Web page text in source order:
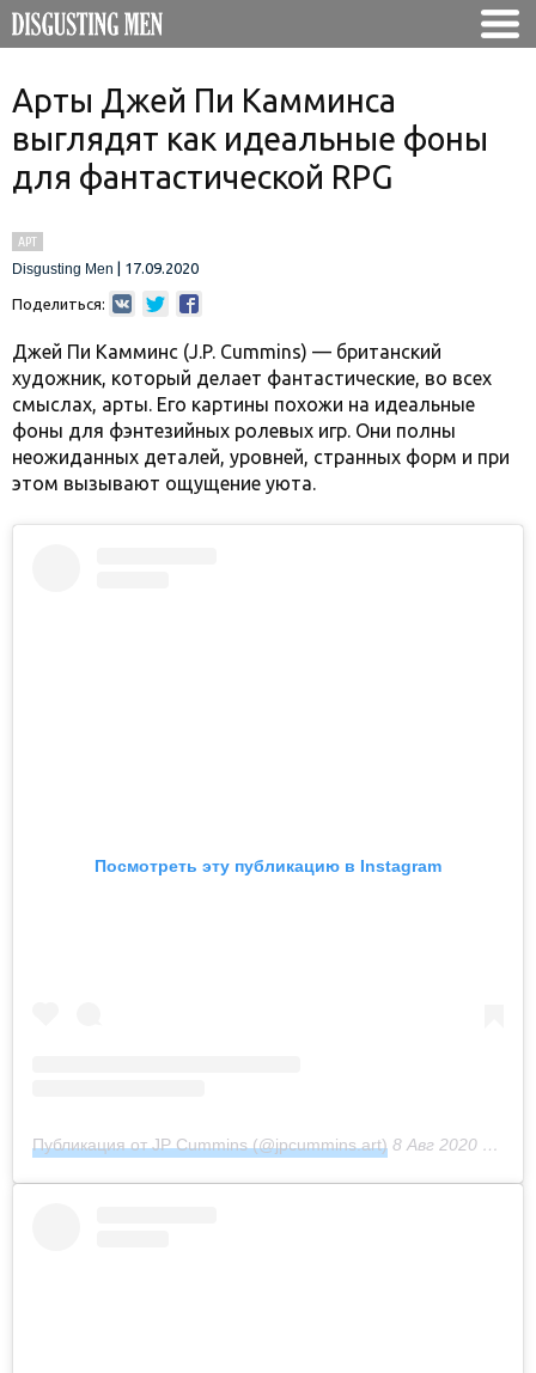
Арты Джей Пи Камминса
выглядят как идеальные фоны
для фантастической RPG
АРТ
Disgusting Men
17.09.2020
Поделиться:
Джей Пи Камминс (J.P. Cummins) — британский
художник, который делает фантастические, во всех
смыслах, арты. Его картины похожи на идеальные
фоны для фэнтезийных ролевых игр. Они полны
неожиданных деталей, уровней, странных форм и при
этом вызывают ощущение уюта.
Посмотреть эту публикацию в Instagram
Публикация от JP Cummins (@jpcummins.art) 8 Авг 2020 в 12:40 PDT